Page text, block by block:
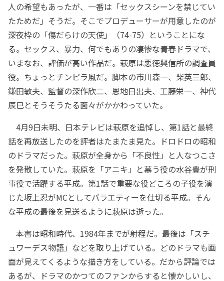
人の希望もあったが、一番は「セックスシーンを禁じてい
たためだ」そうだ。そこでプロデューサーが用意したのが
深夜枠の「傷だらけの天使」（74-75）ということにな
る。セックス、暴力、何でもありの凄惨な青春ドラマで、
いまなお、評価が高い作品だ。萩原は悪徳興信所の調査員
役。ちょっとチンピラ風だ。脚本の市川森一、柴英三郎、
鎌田敏夫、監督の深作欣二、恩地日出夫、工藤栄一、神代
辰巳とそうそうたる面々がかかわっていた。
4月9日未明、日本テレビは萩原を追悼し、第1話と最終
話を再放送したのを評者はたまたま見た。ドロドロの昭和
のドラマだった。萩原が全身から「不良性」と人なつこさ
を発散していた。萩原を「アニキ」と慕う役の水谷豊が刑
事役で活躍する平成。第1話で重要な役どころの子役を演
じた坂上忍がMCとしてバラエティーを仕切る平成。そん
な平成の最後を見送るように萩原は逝った。
本書は昭和時代、1984年までが射程だ。最後は「スチ
ュワーデス物語」などを取り上げている。どのドラマも画
面が見えてくるような描き方をしている。だから評論では
あるが、ドラマのかつてのファンからすると懐かしいし、